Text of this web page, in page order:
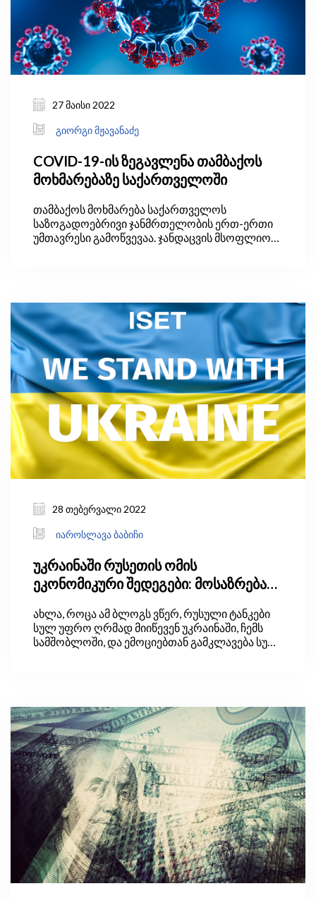
27 მაისი 2022
გიორგი მჟავანაძე
COVID-19-ის ზეგავლენა თამბაქოს
მოხმარებაზე საქართველოში
თამბაქოს მოხმარება საქართველოს
საზოგადოებრივი ჯანმრთელობის ერთ-ერთი
უმთავრესი გამოწვევაა. ჯანდაცვის მსოფლიო
28 თებერვალი 2022
იაროსლავა ბაბიჩი
უკრაინაში რუსეთის ომის
ეკონომიკური შედეგები: მოსაზრება
ახლა, როცა ამ ბლოგს ვწერ, რუსული ტანკები
სულ უფრო ღრმად მიიწევენ უკრაინაში, ჩემს
სამშობლოში, და ემოციებთან გამკლავება სულ
დასკვნები მხოლოდ ფაქტებისა და ლოგიკის
ფრთხილი, მიუკერძოებელი გამოყენებით
გამოვიტანოთ.